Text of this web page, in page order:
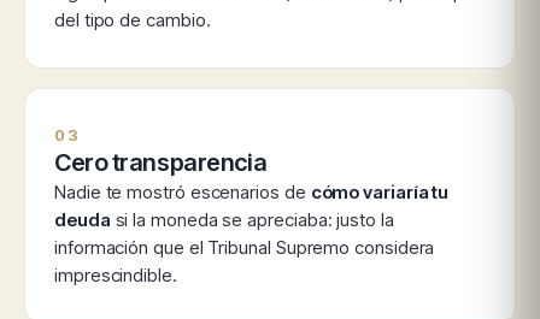
del tipo de cambio.
03
Cero transparencia
Nadie te mostró escenarios de cómo variaría tu
deuda si la moneda se apreciaba: justo la
información que el Tribunal Supremo considera
imprescindible.